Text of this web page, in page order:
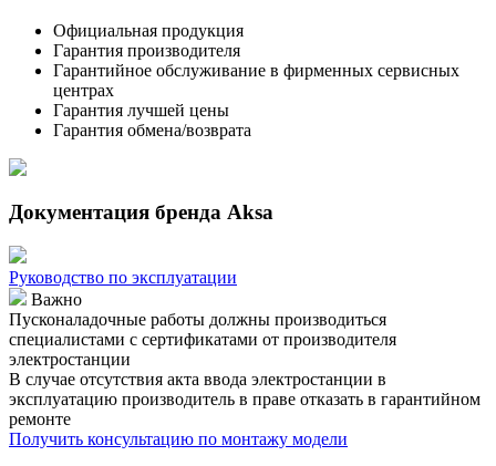
Официальная продукция
Гарантия производителя
Гарантийное обслуживание в фирменных сервисных
центрах
Гарантия лучшей цены
Гарантия обмена/возврата
Документация бренда Aksa
Руководство по эксплуатации
Важно
Пусконаладочные работы должны производиться
специалистами с сертификатами от производителя
электростанции
В случае отсутствия акта ввода электростанции в
эксплуатацию производитель в праве отказать в гарантийном
ремонте
Получить консультацию по монтажу модели